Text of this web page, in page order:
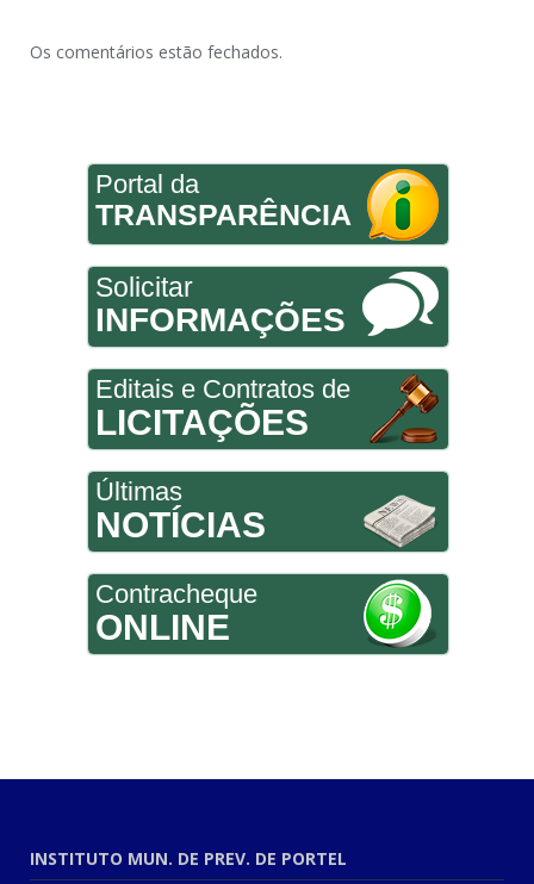
Os comentários estão fechados.
Portal da
TRANSPARÊNCIA
Solicitar
INFORMAÇÕES
Editais e Contratos de
LICITAÇÕES
Últimas
NOTÍCIAS
Contracheque
ONLINE
INSTITUTO MUN. DE PREV. DE PORTEL